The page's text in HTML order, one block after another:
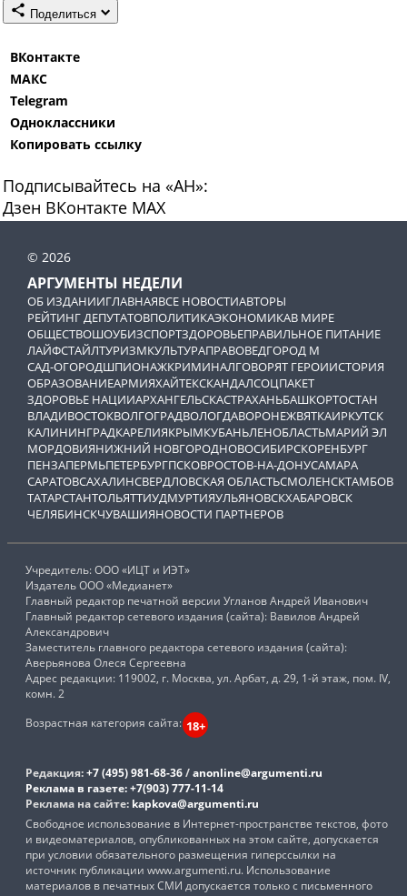
Поделиться
ВКонтакте
МАКС
Telegram
Одноклассники
Копировать ссылку
Подписывайтесь на «АН»:
Дзен ВКонтакте МАХ
© 2026
АРГУМЕНТЫ НЕДЕЛИ
ОБ ИЗДАНИИГЛАВНАЯВСЕ НОВОСТИАВТОРЫ
РЕЙТИНГ ДЕПУТАТОВПОЛИТИКАЭКОНОМИКАВ МИРЕ
ОБЩЕСТВОШОУБИЗСПОРТЗДОРОВЬЕПРАВИЛЬНОЕ ПИТАНИЕ
ЛАЙФСТАЙЛТУРИЗМКУЛЬТУРАПРАВОВЕДГОРОД М
САД-ОГОРОДШПИОНАЖКРИМИНАЛГОВОРЯТ ГЕРОИИСТОРИЯ
ОБРАЗОВАНИЕАРМИЯХАЙТЕКСКАНДАЛСОЦПАКЕТ
ЗДОРОВЬЕ НАЦИИАРХАНГЕЛЬСКАСТРАХАНЬБАШКОРТОСТАН
ВЛАДИВОСТОКВОЛГОГРАДВОЛОГДАВОРОНЕЖВЯТКАИРКУТСК
КАЛИНИНГРАДКАРЕЛИЯКРЫМКУБАНЬЛЕНОБЛАСТЬМАРИЙ ЭЛ
МОРДОВИЯНИЖНИЙ НОВГОРОДНОВОСИБИРСКОРЕНБУРГ
ПЕНЗАПЕРМЬПЕТЕРБУРГПСКОВРОСТОВ-НА-ДОНУСАМАРА
САРАТОВСАХАЛИНСВЕРДЛОВСКАЯ ОБЛАСТЬСМОЛЕНСКТАМБОВ
ТАТАРСТАНТОЛЬЯТТИУДМУРТИЯУЛЬЯНОВСКХАБАРОВСК
ЧЕЛЯБИНСКЧУВАШИЯНОВОСТИ ПАРТНЕРОВ
Учредитель: ООО «ИЦТ и ИЭТ»
Издатель ООО «Медианет»
Главный редактор печатной версии Угланов Андрей Иванович
Главный редактор сетевого издания (сайта): Вавилов Андрей
Александрович
Заместитель главного редактора сетевого издания (сайта):
Аверьянова Олеся Сергеевна
Адрес редакции: 119002, г. Москва, ул. Арбат, д. 29, 1-й этаж, пом. IV,
комн. 2
Возрастная категория сайта: 18+
Редакция:+7 (495) 981-68-36/anonline@argumenti.ru
Реклама в газете:+7(903) 777-11-14
Реклама на сайте: kapkova@argumenti.ru
Свободное использование в Интернет-пространстве текстов, фото
и видеоматериалов, опубликованных на этом сайте, допускается
при условии обязательного размещения гиперссылки на
источник публикации www.argumenti.ru. Использование
материалов в печатных СМИ допускается только с письменного